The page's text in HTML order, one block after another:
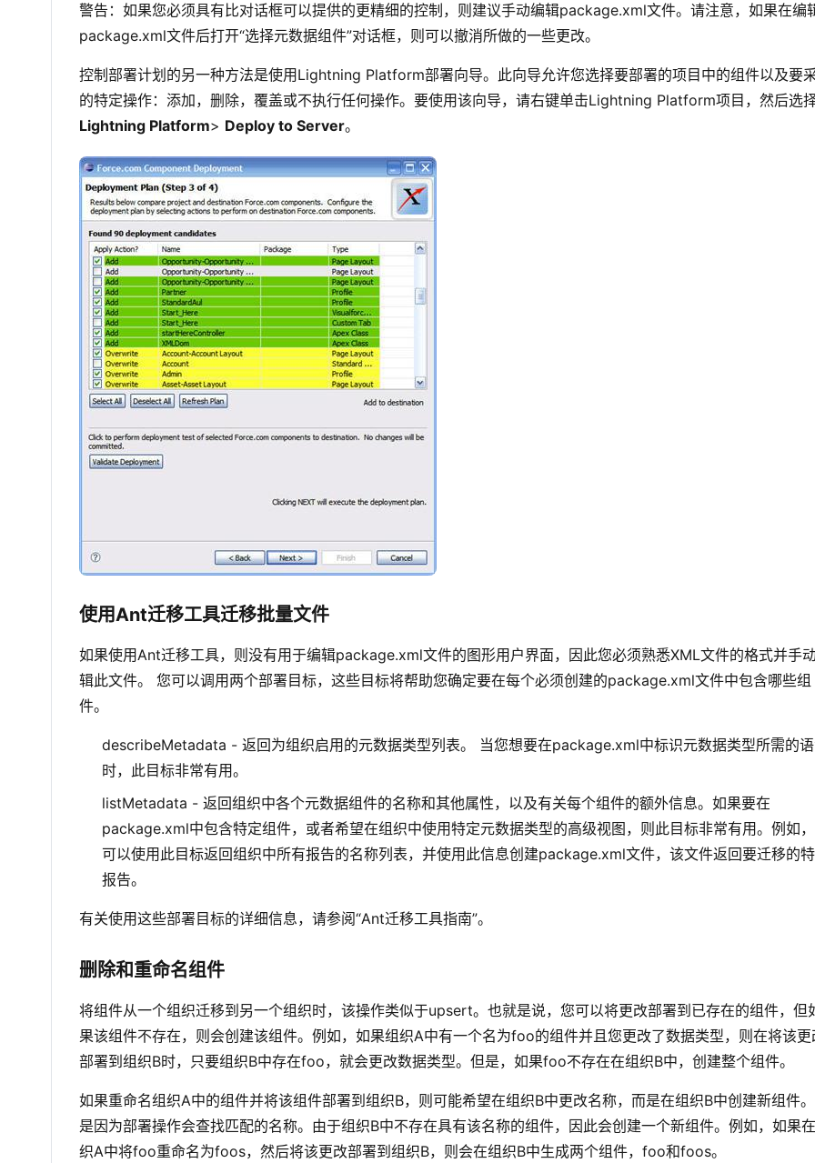
警告：如果您必须具有比对话框可以提供的更精细的控制，则建议手动编辑package.xml文件。请注意，如果在编
package.xml文件后打开“选择元数据组件”对话框，则可以撤消所做的一些更改。
控制部署计划的另一种方法是使用Lightning Platform部署向导。此向导允许您选择要部署的项目中的组件以及要
的特定操作：添加，删除，覆盖或不执行任何操作。要使用该向导，请右键单击Lightning Platform项目，然后选
Lightning Platform> Deploy to Server。
使用Ant迁移工具迁移批量文件
如果使用Ant迁移工具，则没有用于编辑package.xml文件的图形用户界面，因此您必须熟悉XML文件的格式并手
辑此文件。 您可以调用两个部署目标，这些目标将帮助您确定要在每个必须创建的package.xml文件中包含哪些组
件。
describeMetadata - 返回为组织启用的元数据类型列表。 当您想要在package.xml中标识元数据类型所需的
时，此目标非常有用。
listMetadata - 返回组织中各个元数据组件的名称和其他属性，以及有关每个组件的额外信息。如果要在
package.xml中包含特定组件，或者希望在组织中使用特定元数据类型的高级视图，则此目标非常有用。例如
可以使用此目标返回组织中所有报告的名称列表，并使用此信息创建package.xml文件，该文件返回要迁移的
报告。
有关使用这些部署目标的详细信息，请参阅“Ant迁移工具指南”。
删除和重命名组件
将组件从一个组织迁移到另一个组织时，该操作类似于upsert。也就是说，您可以将更改部署到已存在的组件，但
果该组件不存在，则会创建该组件。例如，如果组织A中有一个名为foo的组件并且您更改了数据类型，则在将该更
部署到组织B时，只要组织B中存在foo，就会更改数据类型。但是，如果foo不存在在组织B中，创建整个组件。
如果重命名组织A中的组件并将该组件部署到组织B，则可能希望在组织B中更改名称，而是在组织B中创建新组件
是因为部署操作会查找匹配的名称。由于组织B中不存在具有该名称的组件，因此会创建一个新组件。例如，如果
织A中将foo重命名为foos，然后将该更改部署到组织B，则会在组织B中生成两个组件，foo和foos。